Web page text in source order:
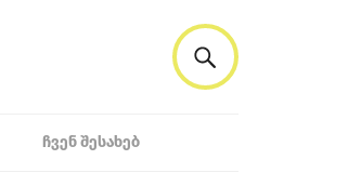
ᲩᲕᲔᲜ ᲨᲔᲡᲐᲮᲔᲑ